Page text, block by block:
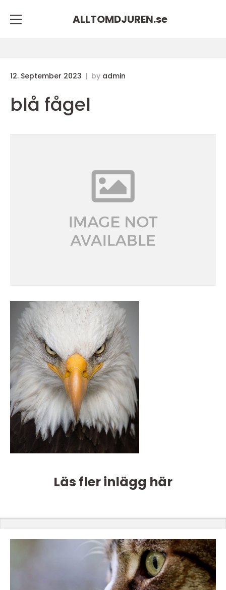
ALLTOMDJUREN.se
12. September 2023 by admin
blå fågel
Läs fler inlägg här